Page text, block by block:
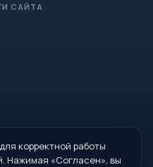
САЙТА
Администрации МО
корректной работы
Нажимая «Согласен», вы